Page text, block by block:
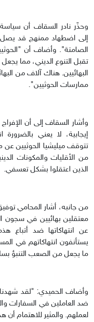
وحذّر نادر السقاف أن سياسة
إلى اضطهاد ممنهج قد يصل
الصامتة". وأضاف أن
تقبل التنوع الديني، مما
البهائيين. هناك آلاف من
ممارسات الحوثيين".
وأشار السقاف إلى أن
إيجابية، لا يعني
تتوقف ميليشيا الحوثيين عن
من الأقليات والمكونات
الذين اعتقلوا بشكل تعسفي.
من جانبه، أشار المحامي
معتقلين بهائيين في سجون
عن انتهاكاتها ضد أتباع
يستأنفون انتهاكاتهم في
ما يجعل من الصعب التنبؤ
وأضاف الحميدي: "لقد
ضد العاملين في السفارات
لعملهم. والمثير للاهتمام